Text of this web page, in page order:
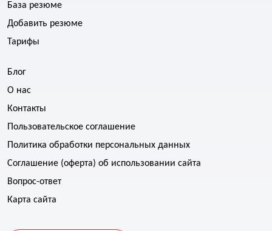
База резюме
Добавить резюме
Тарифы
Блог
О нас
Контакты
Пользовательское соглашение
Политика обработки персональных данных
Соглашение (оферта) об использовании сайта
Вопрос-ответ
Карта сайта